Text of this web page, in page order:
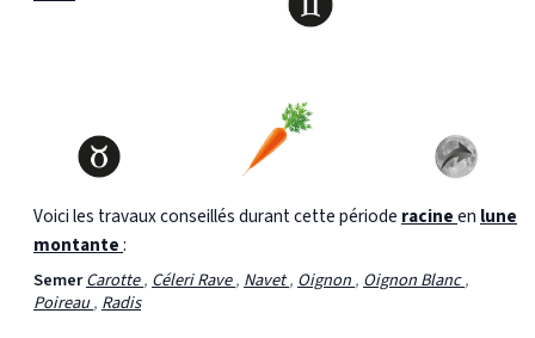
Voici les travaux conseillés durant cette période racineen lune
montante:
SemerCarotte, Céleri Rave, Navet, Oignon, Oignon Blanc,
Poireau, Radis